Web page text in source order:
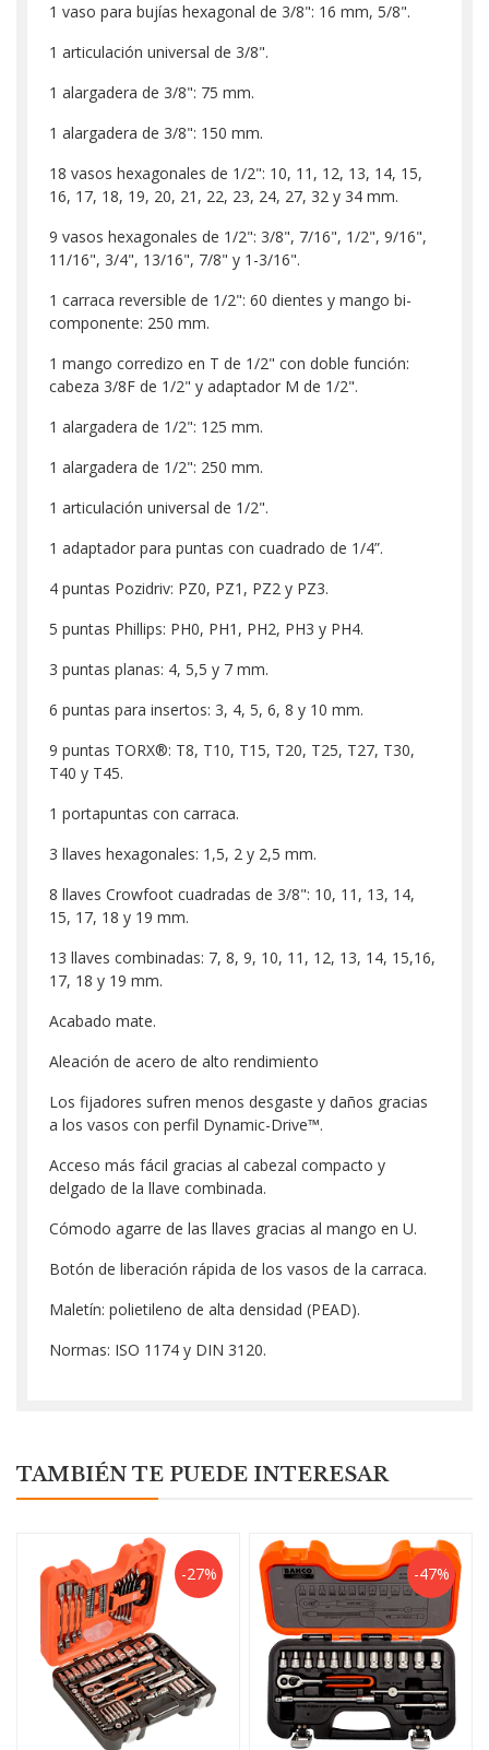
1 vaso para bujías hexagonal de 3/8": 16 mm, 5/8".
1 articulación universal de 3/8".
1 alargadera de 3/8": 75 mm.
1 alargadera de 3/8": 150 mm.
18 vasos hexagonales de 1/2": 10, 11, 12, 13, 14, 15,
16, 17, 18, 19, 20, 21, 22, 23, 24, 27, 32 y 34 mm.
9 vasos hexagonales de 1/2": 3/8", 7/16", 1/2", 9/16",
11/16", 3/4", 13/16", 7/8" y 1-3/16".
1 carraca reversible de 1/2": 60 dientes y mango bi-
componente: 250 mm.
1 mango corredizo en T de 1/2" con doble función:
cabeza 3/8F de 1/2" y adaptador M de 1/2".
1 alargadera de 1/2": 125 mm.
1 alargadera de 1/2": 250 mm.
1 articulación universal de 1/2".
1 adaptador para puntas con cuadrado de 1/4”.
4 puntas Pozidriv: PZ0, PZ1, PZ2 y PZ3.
5 puntas Phillips: PH0, PH1, PH2, PH3 y PH4.
3 puntas planas: 4, 5,5 y 7 mm.
6 puntas para insertos: 3, 4, 5, 6, 8 y 10 mm.
9 puntas TORX®: T8, T10, T15, T20, T25, T27, T30,
T40 y T45.
1 portapuntas con carraca.
3 llaves hexagonales: 1,5, 2 y 2,5 mm.
8 llaves Crowfoot cuadradas de 3/8": 10, 11, 13, 14,
15, 17, 18 y 19 mm.
13 llaves combinadas: 7, 8, 9, 10, 11, 12, 13, 14, 15,16,
17, 18 y 19 mm.
Acabado mate.
Aleación de acero de alto rendimiento
Los fijadores sufren menos desgaste y daños gracias
a los vasos con perfil Dynamic-Drive™.
Acceso más fácil gracias al cabezal compacto y
delgado de la llave combinada.
Cómodo agarre de las llaves gracias al mango en U.
Botón de liberación rápida de los vasos de la carraca.
Maletín: polietileno de alta densidad (PEAD).
Normas: ISO 1174 y DIN 3120.
TAMBIÉN TE PUEDE INTERESAR
-27% -47%